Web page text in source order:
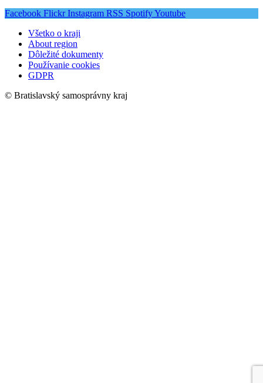
Facebook Flickr Instagram RSS SpotifyYoutube
Všetko o kraji
About region
Dôležité dokumenty
Používanie cookies
GDPR
© Bratislavský samosprávny kraj